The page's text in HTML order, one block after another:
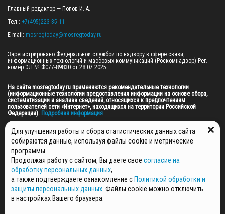
Главный редактор — Попов И. А.
Тел.: +7(495)223-35-11
E-mail: mosregtoday@mosregtoday.ru
Зарегистрировано Федеральной службой по надзору в сфере связи,
информационных технологий и массовых коммуникаций (Роскомнадзор) Рег.
номер ЭЛ № ФС77-89830 от 28.07.2025
На сайте mosregtoday.ru применяются рекомендательные технологии
(информационные технологии предоставления информации на основе сбора,
систематизации и анализа сведений, относящихся к предпочтениям
пользователей сети «Интернет», находящихся на территории Российской
Федерации). Подробная информация
© 2026 ПРАВА НА ВСЕ МАТЕРИАЛЫ САЙТА ПРИНАДЛЕЖАТ ГАУ МО "ЦИФРОВЫЕ
МЕДИА" (ОГРН: 1255000059467).
ПОЛИТИКА ОБРАБОТКИ И ЗАЩИТЫ ПЕРСОНАЛЬНЫХ ДАННЫХ
НОВОСТИ
ГАЗЕТЫ
РЕКЛАМОДАТЕЛЯМ
Для улучшения работы и сбора статистических данных сайта
собираются данные, используя файлы cookie и метрические
программы.
Продолжая работу с сайтом, Вы даете свое согласие на
обработку персональных данных,
а также подтверждаете ознакомление с Политикой обработки и
защиты персональных данных . Файлы cookie можно отключить
в настройках Вашего браузера.